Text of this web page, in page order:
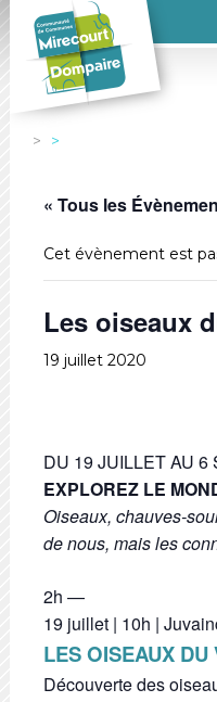
« Tous les
Cet évènement est
Les oiseaux
19 juillet 2020
DU 19 JUILLET AU 6
EXPLOREZ LE
Oiseaux, chauves-
de nous, mais les
2h —
19 juillet | 10h |
LES OISEAUX DU
Découverte des